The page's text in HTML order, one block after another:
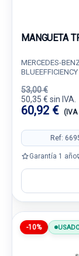
MANGUETA
MERCEDES-
53,00 €
50,35 € sin IVA.
60,92 €
Ref:
Garantía 1 año
-10%